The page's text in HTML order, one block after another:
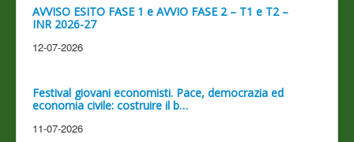
AVVISO ESITO FASE 1 e AVVIO FASE 2 – T1 e T2 –
INR 2026-27
12-07-2026
Festival giovani economisti. Pace, democrazia ed
economia civile: costruire il b…
11-07-2026